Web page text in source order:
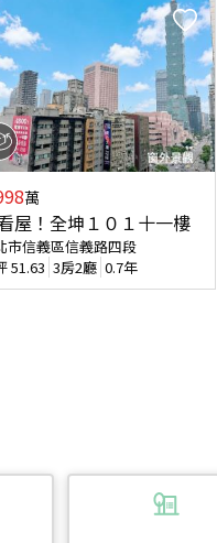
萬
屋！全坤１０１十一樓
市信義區信義路四段
51.63 3房2廳 0.7年